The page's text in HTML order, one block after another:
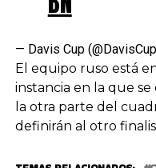
— Davis Cup
El equipo ruso está
instancia en la que
la otra parte del
definirán al otro